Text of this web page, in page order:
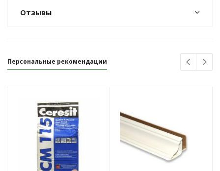
Отзывы
Персональные рекомендации